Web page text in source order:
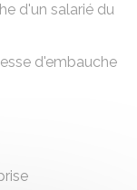
d'un salarié du
d'embauche